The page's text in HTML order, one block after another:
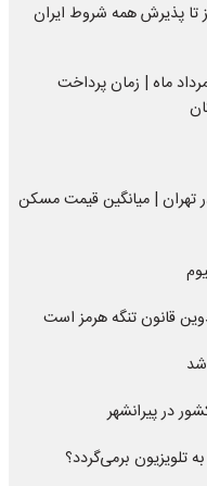
تا پذیرش همه شروط ایران
ماه | زمان پرداخت
تهران | میانگین قیمت مسکن
قانون تنگه هرمز است
در پیرانشهر
تلویزیون برمی‌گردد؟